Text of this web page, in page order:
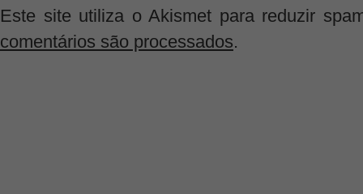
Este site utiliza o Akismet para reduzir
comentários são processados.